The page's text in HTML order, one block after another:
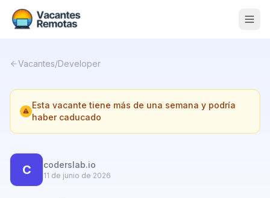
Nosotros
Contacto
Calculadora Freelance
Vacantes/Developer
Esta vacante tiene más de una semana y podría
haber caducado
C coderslab.io
11 de junio de 2026